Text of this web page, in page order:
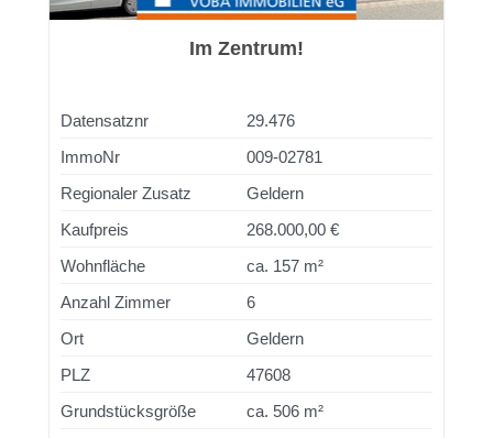
Im Zentrum!
Datensatznr
29.476
ImmoNr
009-02781
Regionaler Zusatz
Geldern
Kaufpreis
268.000,00 €
Wohnfläche
ca. 157 m²
Anzahl Zimmer
6
Ort
Geldern
PLZ
47608
Grundstücksgröße
ca. 506 m²